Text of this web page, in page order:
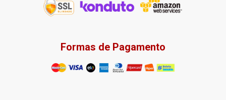
Formas de Pagamento